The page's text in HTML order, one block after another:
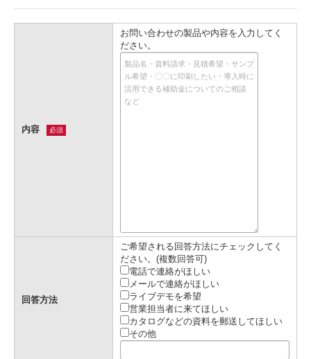
内容 必須
お問い合わせの製品や内容を入力してく
ださい。
回答方法
ご希望される回答方法にチェックしてく
ださい。(複数回答可)
電話で連絡がほしい
メールで連絡がほしい
ライブデモを希望
営業担当者に来てほしい
カタログなどの資料を郵送してほしい
その他